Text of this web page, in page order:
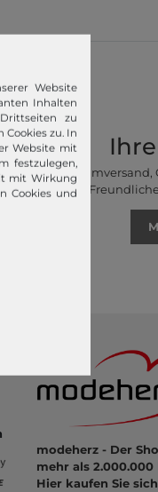
Premiumversand,
modeherz - Der
mehr als 2.000.000
Hier kaufen Sie
Website
Inhalten
zu
Cookies zu. In
Website mit
festzulegen,
mit Wirkung
Cookies und